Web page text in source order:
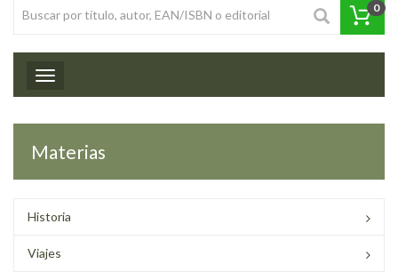
0
Toggle navigation
Materias
Historia
Viajes